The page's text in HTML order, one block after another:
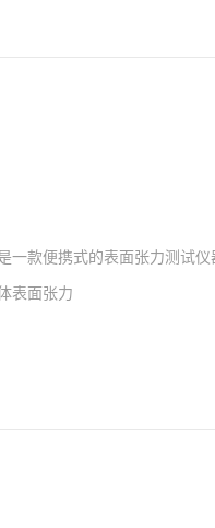
一款便携式的表面张力测试仪
表面张力